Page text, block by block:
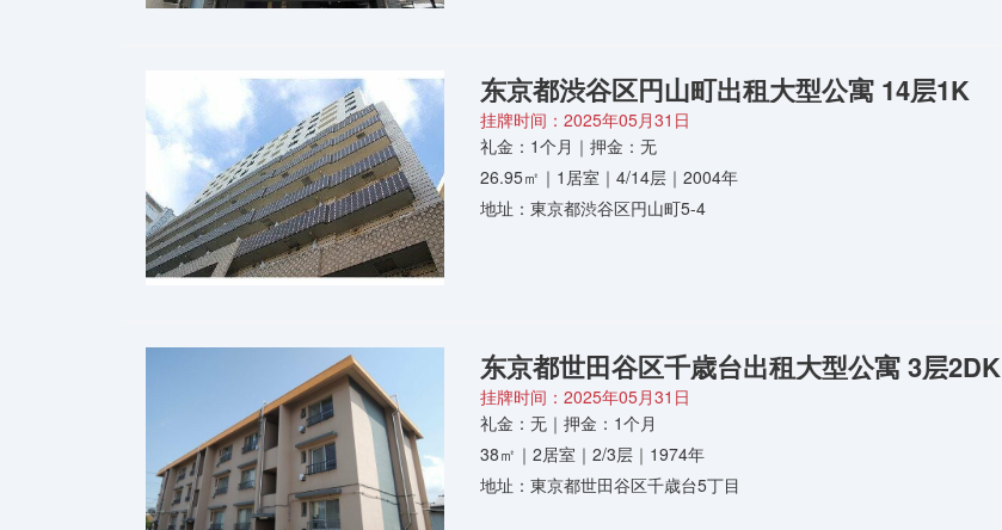
东京都渋谷区円山町出租大型公寓 14层1K
挂牌时间：2025年05月31日
礼金：1个月｜押金：无
26.95㎡｜1居室｜4/14层｜2004年
地址：東京都渋谷区円山町5-4
东京都世田谷区千歳台出租大型公寓 3层2DK
挂牌时间：2025年05月31日
礼金：无｜押金：1个月
38㎡｜2居室｜2/3层｜1974年
地址：東京都世田谷区千歳台5丁目